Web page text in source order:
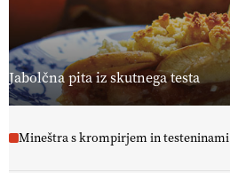
Jabolčna pita iz skutnega testa
Mineštra s krompirjem in testeninami